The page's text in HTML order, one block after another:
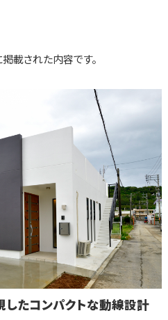
載された内容です。
たコンパクトな動線設計